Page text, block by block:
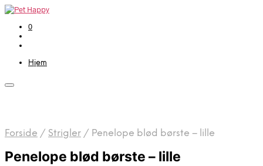
0
Hjem
Forside / Strigler / Penelope blød børste – lille
Penelope blød børste – lille